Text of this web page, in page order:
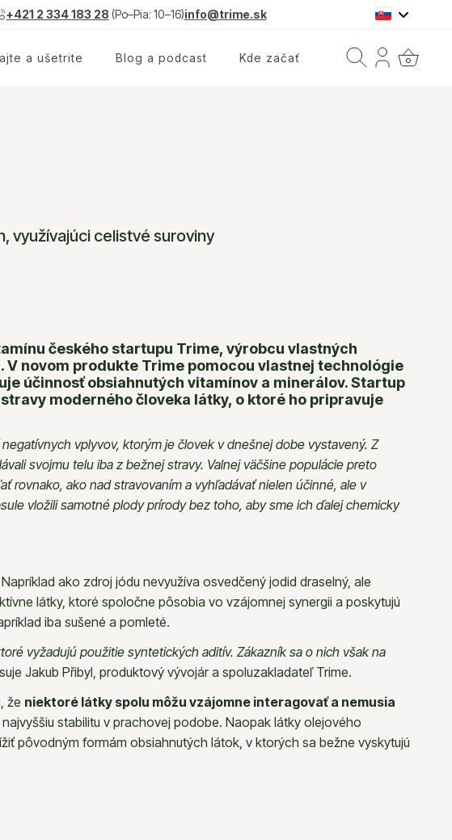
+421 2 334 183 28 (Po–Pia: 10–16)info@trime.sk Tlačidlo
MK7
a ušetrite Blog a podcast Kde začať Prihlásiť sa
využívajúci celistvé suroviny
českého startupu Trime, výrobcu vlastných
novom produkte Trime pomocou vlastnej technológie
účinnosť obsiahnutých vitamínov a minerálov. Startup
moderného človeka látky, o ktoré ho pripravuje
vplyvov, ktorým je človek v dnešnej dobe vystavený. Z
svojmu telu iba z bežnej stravy. Valnej väčšine populácie preto
rovnako, ako nad stravovaním a vyhľadávať nielen účinné, ale v
vložili samotné plody prírody bez toho, aby sme ich ďalej chemicky
ako zdroj jódu nevyužíva osvedčený jodid draselný, ale
látky, ktoré spoločne pôsobia vo vzájomnej synergii a poskytujú
iba sušené a pomleté.
vyžadujú použitie syntetických aditív. Zákazník sa o nich však na
Jakub Přibyl, produktový vývojár a spoluzakladateľ Trime.
že niektoré látky spolu môžu vzájomne interagovať a nemusia
stabilitu v prachovej podobe. Naopak látky olejového
pôvodným formám obsiahnutých látok, v ktorých sa bežne vyskytujú